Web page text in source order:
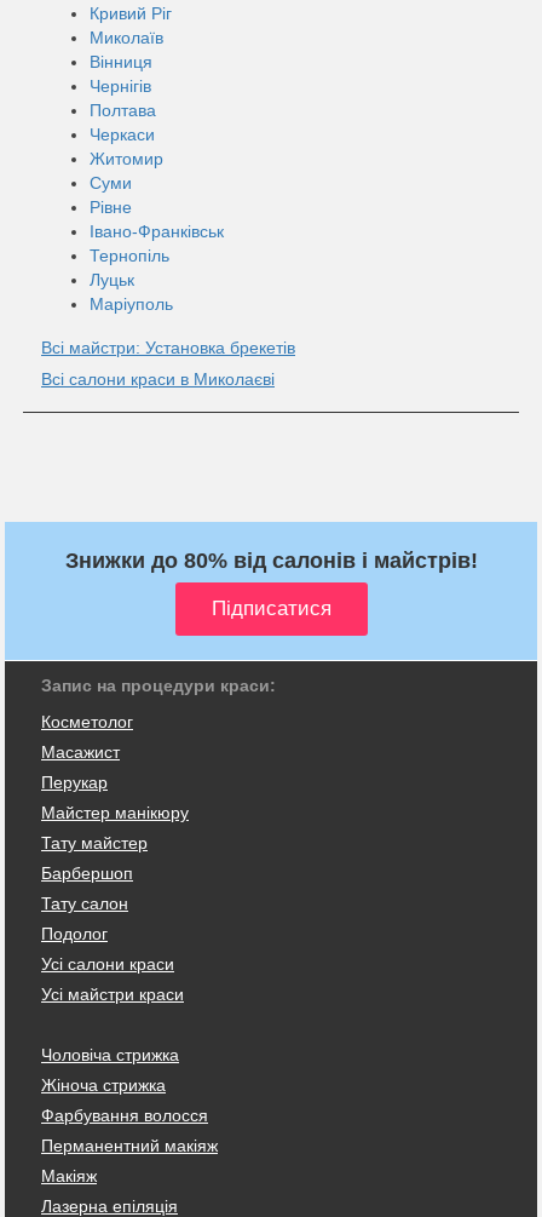
Кривий Ріг
Миколаїв
Вінниця
Чернігів
Полтава
Черкаси
Житомир
Суми
Рівне
Івано-Франківськ
Тернопіль
Луцьк
Маріуполь
Всі майстри: Установка брекетів
Всі салони краси в Миколаєві
Знижки до 80% від салонів і майстрів!
Запис на процедури краси:
Косметолог
Масажист
Перукар
Майстер манікюру
Тату майстер
Барбершоп
Тату салон
Подолог
Усі салони краси
Усі майстри краси
Чоловіча стрижка
Жіноча стрижка
Фарбування волосся
Перманентний макіяж
Макіяж
Лазерна епіляція